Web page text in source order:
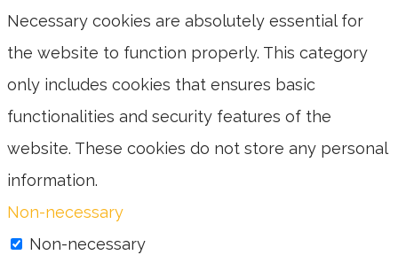
Necessary cookies are absolutely essential for
the website to function properly. This category
only includes cookies that ensures basic
functionalities and security features of the
website. These cookies do not store any personal
information.
Non-necessary
Non-necessary